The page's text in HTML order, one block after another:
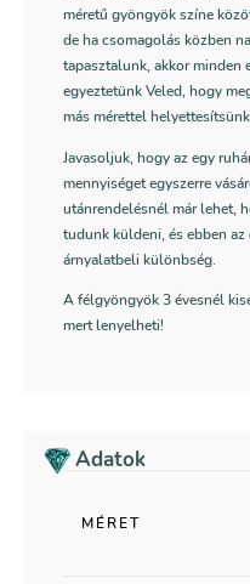
méretű gyöngyök színe
de ha csomagolás közben
tapasztalunk, akkor minden
egyeztetünk Veled, hogy
más mérettel
Javasoljuk, hogy az egy
mennyiséget egyszerre
utánrendelésnél már lehet,
tudunk küldeni, és ebben
árnyalatbeli különbség.
A félgyöngyök 3 évesnél
mert lenyelheti!
Adatok
MÉRET